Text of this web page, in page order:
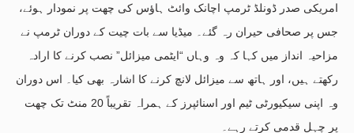
امریکی صدر ڈونلڈ ٹرمپ اچانک وائٹ ہاؤس کی چھت پر نمودار ہوئے،
جس پر صحافی حیران رہ گئے۔ میڈیا سے بات چیت کے دوران ٹرمپ نے
مزاحیہ انداز میں کہا کہ وہ وہاں “ایٹمی میزائل” نصب کرنے کا ارادہ
رکھتے ہیں، اور ہاتھ سے میزائل لانچ کرنے کا اشارہ بھی کیا۔ اس دوران
وہ اپنی سیکیورٹی ٹیم اور اسنائپرز کے ہمراہ تقریباً 20 منٹ تک چھت
پر چہل قدمی کرتے رہے۔